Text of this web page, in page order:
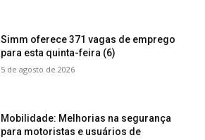
Simm oferece 371 vagas de emprego
para esta quinta-feira (6)
5 de agosto de 2026
Mobilidade: Melhorias na segurança
para motoristas e usuários de